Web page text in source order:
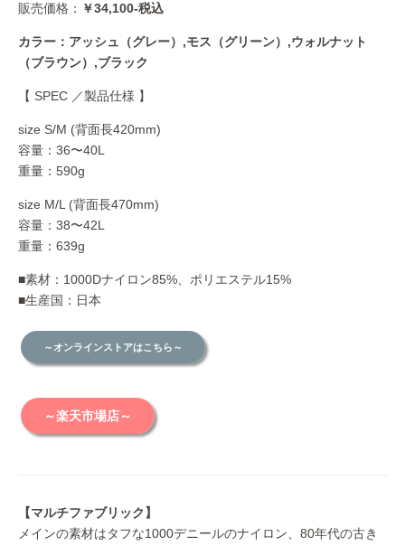
販売価格： ￥34,100-税込
カラー：アッシュ（グレー）,モス（グリーン）,ウォルナット
（ブラウン）,ブラック
【 SPEC ／製品仕様 】
size S/M (背面長420mm)
容量：36〜40L
重量：590g
size M/L (背面長470mm)
容量：38〜42L
重量：639g
■素材：1000Dナイロン85%、ポリエステル15%
■生産国：日本
～オンラインストアはこちら～
～楽天市場店～
【マルチファブリック】
メインの素材はタフな1000デニールのナイロン、80年代の古き